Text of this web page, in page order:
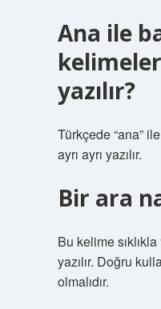
Ana ile
yazılır?
Türkçede “ana”
ayrı ayrı yazılır.
Bir ara
Bu kelime
yazılır. Doğru
olmalıdır.